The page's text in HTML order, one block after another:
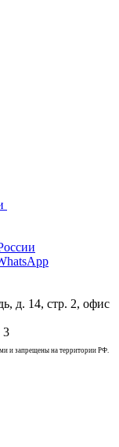
д. 14, стр. 2, офис
3
и запрещены на территории РФ.